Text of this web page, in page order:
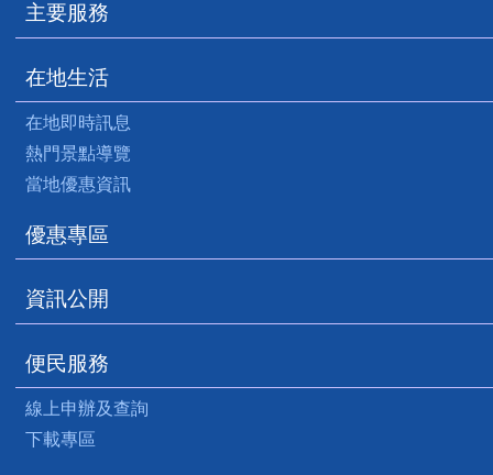
主要服務
在地生活
在地即時訊息
熱門景點導覽
當地優惠資訊
優惠專區
資訊公開
便民服務
線上申辦及查詢
下載專區